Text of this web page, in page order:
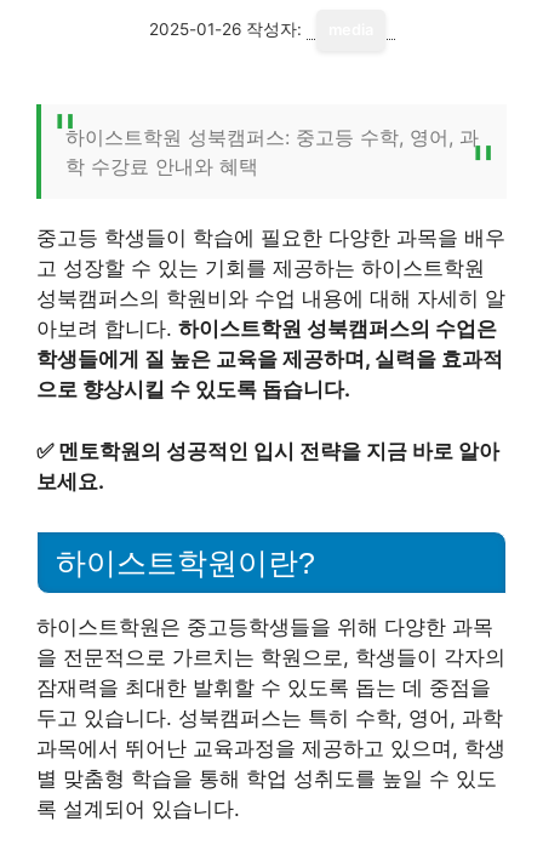
2025-01-26 작성자:
하이스트학원 성북캠퍼스: 중고등 수학, 영어, 과
학 수강료 안내와 혜택
중고등 학생들이 학습에 필요한 다양한 과목을 배우
고 성장할 수 있는 기회를 제공하는 하이스트학원
성북캠퍼스의 학원비와 수업 내용에 대해 자세히 알
아보려 합니다. 하이스트학원 성북캠퍼스의 수업은
학생들에게 질 높은 교육을 제공하며, 실력을 효과적
으로 향상시킬 수 있도록 돕습니다.
✅ 멘토학원의 성공적인 입시 전략을 지금 바로 알아
보세요.
하이스트학원이란?
하이스트학원은 중고등학생들을 위해 다양한 과목
을 전문적으로 가르치는 학원으로, 학생들이 각자의
잠재력을 최대한 발휘할 수 있도록 돕는 데 중점을
두고 있습니다. 성북캠퍼스는 특히 수학, 영어, 과학
과목에서 뛰어난 교육과정을 제공하고 있으며, 학생
별 맞춤형 학습을 통해 학업 성취도를 높일 수 있도
록 설계되어 있습니다.